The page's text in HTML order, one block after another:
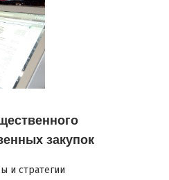
закупок
и стратегии